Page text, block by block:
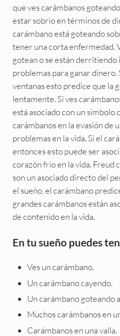
que ves carámbanos
estar sobrio en términos de
carámbano está goteando
tener una corta enfermedad.
gotean o se están
problemas para ganar dinero.
ventanas esto predice que la
lentamente. Si ves
está asociado con un símbolo
carámbanos en la evasión de
problemas en la vida. Si el
entonces esto puede ser
corazón frío en la vida. Freud
son un asociado directo del
el sueño, el carámbano
grandes carámbanos están
de contenido en la vida.
En tu sueño puedes
Ves un carámbano.
Un carámbano cayendo.
Un carámbano goteando
Muchos carámbanos en
Carámbanos en una valla.